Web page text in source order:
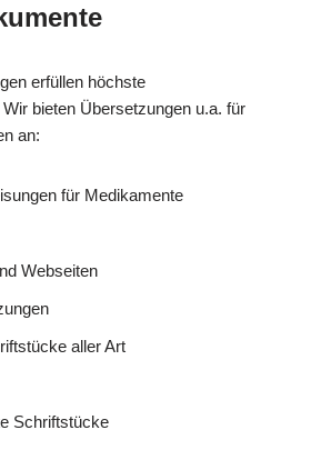
erfüllen höchste
bieten Übersetzungen u.a. für
an:
für Medikamente
Webseiten
aller Art
Schriftstücke